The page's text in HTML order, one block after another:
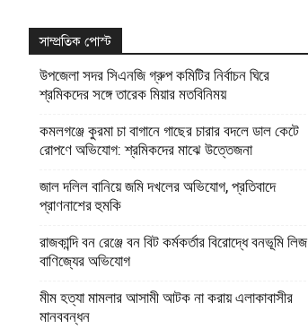
সাম্প্রতিক পোস্ট
উপজেলা সদর সিএনজি গ্রুপ কমিটির নির্বাচন ঘিরে
শ্রমিকদের সঙ্গে তারেক মিয়ার মতবিনিময়
কমলগঞ্জে কুরমা চা বাগানে গাছের চারার বদলে ডাল কেটে
রোপণে অভিযোগ: শ্রমিকদের মাঝে উত্তেজনা
জাল দলিল বানিয়ে জমি দখলের অভিযোগ, প্রতিবাদে
প্রাণনাশের হুমকি
রাজকান্দি বন রেঞ্জে বন বিট কর্মকর্তার বিরোদ্ধে বনভূমি লিজ
বাণিজ্যের অভিযোগ
মীম হত্যা মামলার আসামী আটক না করায় এলাকাবাসীর
মানববন্ধন